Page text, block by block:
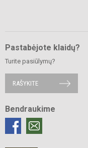
Pastabėjote klaidų?
Turite pasiūlymų?
RAŠYKITE
Bendraukime